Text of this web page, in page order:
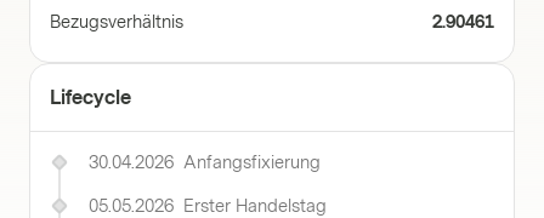
Bezugsverhältnis
2.90461
Lifecycle
30.04.2026 Anfangsfixierung
05.05.2026 Erster Handelstag